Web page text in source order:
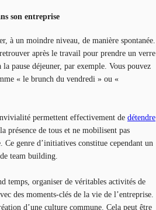
son entreprise
à un moindre niveau, de manière spontanée.
après le travail pour prendre un verre
pause déjeuner, par exemple. Vous pouvez
« le brunch du vendredi » ou «
permettent effectivement de détendre
présence de tous et ne mobilisent pas
genre d’initiatives constitue cependant un
team building.
temps, organiser de véritables activités de
des moments-clés de la vie de l’entreprise.
d’une culture commune. Cela peut être